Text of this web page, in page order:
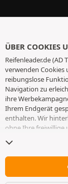
ÜBER COOKIES
Reifenleader.de (AD
verwenden Cookies
reibungslose
Navigation zu
ihre
Ihrem Endgerät
enthalten. Wir
ohne Ihre freiwillige
Auswahl für einen
Einwilligung
fortzusetzen, ohne